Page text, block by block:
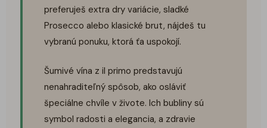
preferuješ extra dry variácie, sladké
Prosecco alebo klasické brut, nájdeš tu
vybranú ponuku, ktorá ťa uspokojí.
Šumivé vína z il primo predstavujú
nenahraditeľný spôsob, ako osláviť
špeciálne chvíle v živote. Ich bubliny sú
symbol radosti a elegancia, a zdravie